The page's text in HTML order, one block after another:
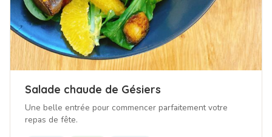
Salade chaude de Gésiers
Une belle entrée pour commencer parfaitement votre
repas de fête.